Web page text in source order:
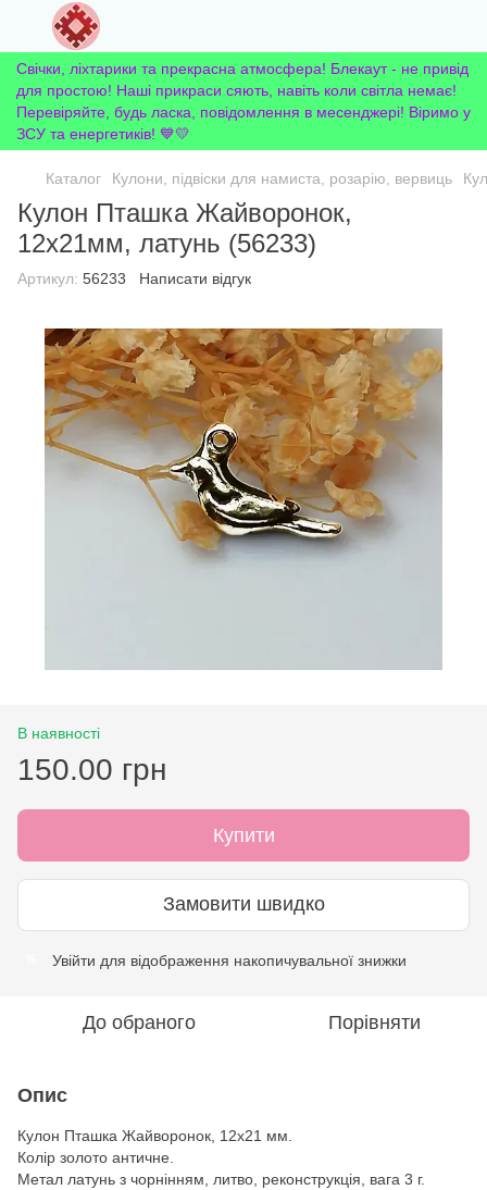
Свічки, ліхтарики та прекрасна атмосфера! Блекаут - не привід
для простою! Наші прикраси сяють, навіть коли світла немає!
Перевіряйте, будь ласка, повідомлення в месенджері! Віримо у
ЗСУ та енергетиків! 💙💛
Каталог Кулони, підвіски для намиста, розарію, вервиць
Кулон Пташка Жайворонок,
12х21мм, латунь (56233)
Артикул: 56233 Написати відгук
В наявності
150.00 грн
Купити
Замовити швидко
Увійти для відображення накопичувальної знижки
До обраного Порівняти
Опис
Кулон Пташка Жайворонок, 12х21 мм.
Колір золото античне.
Метал латунь з чорнінням, литво, реконструкція, вага 3 г.